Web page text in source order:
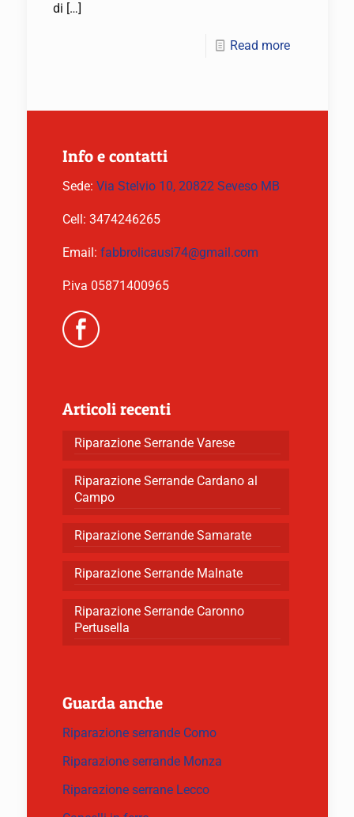
di […]
Read more
Info e contatti
Sede: Via Stelvio 10, 20822 Seveso MB
Cell: 3474246265
Email: fabbrolicausi74@gmail.com
P.iva 05871400965
Articoli recenti
Riparazione Serrande Varese
Riparazione Serrande Cardano al
Campo
Riparazione Serrande Samarate
Riparazione Serrande Malnate
Riparazione Serrande Caronno
Pertusella
Guarda anche
Riparazione serrande Como
Riparazione serrande Monza
Riparazione serrane Lecco